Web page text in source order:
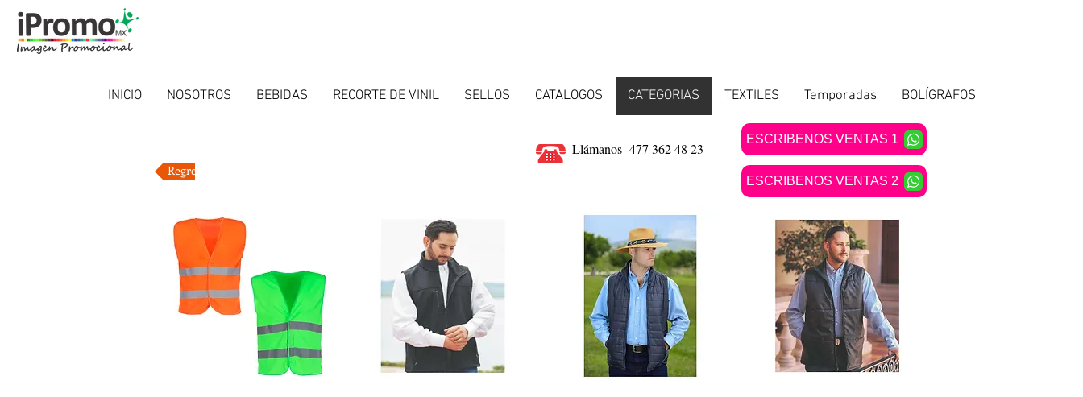
INICIO NOSOTROS BEBIDAS RECORTE DE VINIL SELLOS CATALOGOS CATEGORIAS TEXTILES Temporadas BOLÍGRAFOS
Llámanos 477 362 48 23
ESCRIBENOS VENTAS 1
ESCRIBENOS VENTAS 2
Regresar